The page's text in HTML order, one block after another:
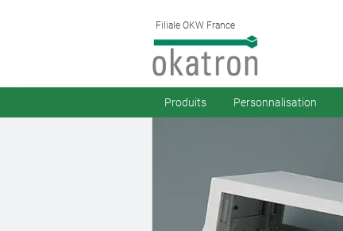
Filiale OKW France
Produits Personnalisation